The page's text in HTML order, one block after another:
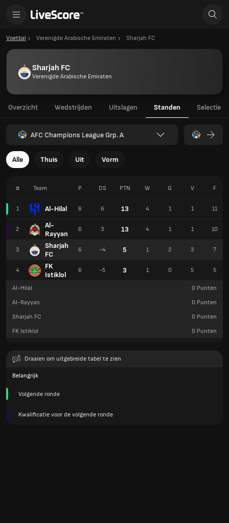
Voetbal Verenigde Arabische Emiraten Sharjah FC
Sharjah FC
Verenigde Arabische Emiraten
Overzicht Wedstrijden Uitslagen Standen Selectie
AFC Champions League Grp. A
Alle Thuis Uit Vorm
# Team
1 Al-Hilal
2
Al-
Rayyan
3
Sharjah
FC
4
FK
Istiklol
P DS PTN W G V F
6 6 13 4 1 1 11
6 3 13 4 1 1 10
6 -4 5 1 2 3 7
6 -5 3 1 0 5 5
Al-Hilal 0 Punten
Al-Rayyan
0 Punten
Sharjah FC
0 Punten
FK Istiklol
0 Punten
Draaien om uitgebreide tabel te zien
Belangrijk
Volgende ronde
Kwalificatie voor de volgende ronde